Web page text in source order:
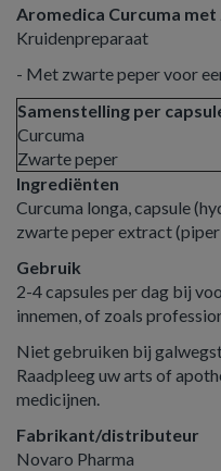
Aromedica Curcuma
Kruidenpreparaat
- Met zwarte peper voor
Samenstelling per
Curcuma
Zwarte peper
Ingrediënten
Curcuma longa, capsule
zwarte peper extract
Gebruik
2-4 capsules per dag bij
innemen, of zoals
Niet gebruiken bij
Raadpleeg uw arts of
medicijnen.
Fabrikant/distributeur
Novaro Pharma